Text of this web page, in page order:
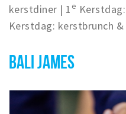
kerstdiner | 1 e
Kerstdag: kerstbrunch &
BALI JAMES